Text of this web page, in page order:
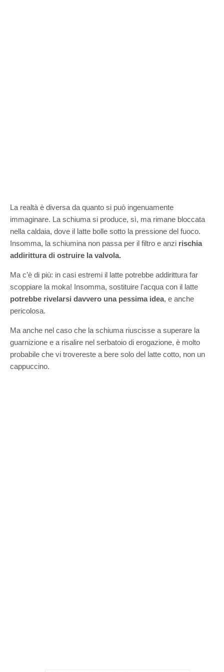
La realtà è diversa da quanto si può ingenuamente
immaginare. La schiuma si produce, sì, ma rimane bloccata
nella caldaia, dove il latte bolle sotto la pressione del fuoco.
Insomma, la schiumina non passa per il filtro e anzi rischia
addirittura di ostruire la valvola.
Ma c’è di più: in casi estremi il latte potrebbe addirittura far
scoppiare la moka! Insomma, sostituire l’acqua con il latte
potrebbe rivelarsi davvero una pessima idea, e anche
pericolosa.
Ma anche nel caso che la schiuma riuscisse a superare la
guarnizione e a risalire nel serbatoio di erogazione, è molto
probabile che vi trovereste a bere solo del latte cotto, non un
cappuccino.